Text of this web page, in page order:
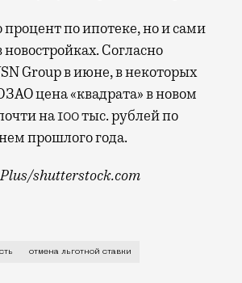
процент по ипотеке, но и сами
Согласно
Group в июне, в некоторых
цена «квадрата» в новом
на 100 тыс. рублей по
прошлого года.
shutterstock.com
связывают с отменой после 1
отмена льготной ставки